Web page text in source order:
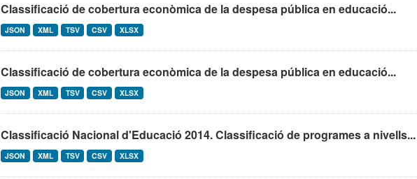
Classificació de cobertura econòmica de la despesa pública en educació...
JSON XML TSV CSV XLSX
Classificació de cobertura econòmica de la despesa pública en educació...
JSON XML TSV CSV XLSX
Classificació Nacional d'Educació 2014. Classificació de programes a nivells...
JSON XML TSV CSV XLSX